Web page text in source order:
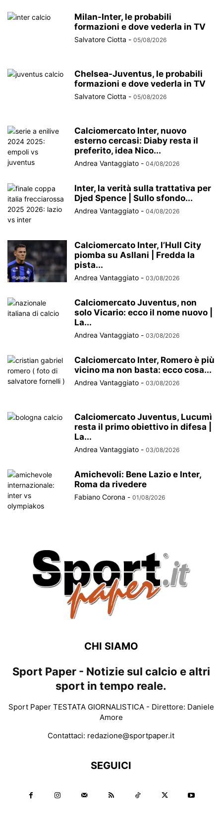
Milan-Inter, le probabili
formazioni e dove vederla in TV
Salvatore Ciotta - 05/08/2026
Chelsea-Juventus, le probabili
formazioni e dove vederla in TV
Salvatore Ciotta - 05/08/2026
Calciomercato Inter, nuovo
esterno cercasi: Diaby resta il
preferito, idea Nico...
Andrea Vantaggiato - 04/08/2026
Inter, la verità sulla trattativa per
Djed Spence | Sullo sfondo...
Andrea Vantaggiato - 04/08/2026
Calciomercato Inter, l’Hull City
piomba su Asllani | Fredda la
pista...
Andrea Vantaggiato - 03/08/2026
Calciomercato Juventus, non
solo Vicario: ecco il nome nuovo |
La...
Andrea Vantaggiato - 03/08/2026
Calciomercato Inter, Romero è più
vicino ma non basta: ecco cosa...
Andrea Vantaggiato - 03/08/2026
Calciomercato Juventus, Lucumì
resta il primo obiettivo in difesa |
La...
Andrea Vantaggiato - 03/08/2026
Amichevoli: Bene Lazio e Inter,
Roma da rivedere
Fabiano Corona - 01/08/2026
CHI SIAMO
Sport Paper - Notizie sul calcio e altri
sport in tempo reale.
Sport Paper TESTATA GIORNALISTICA - Direttore: Daniele
Amore
Contattaci: redazione@sportpaper.it
SEGUICI